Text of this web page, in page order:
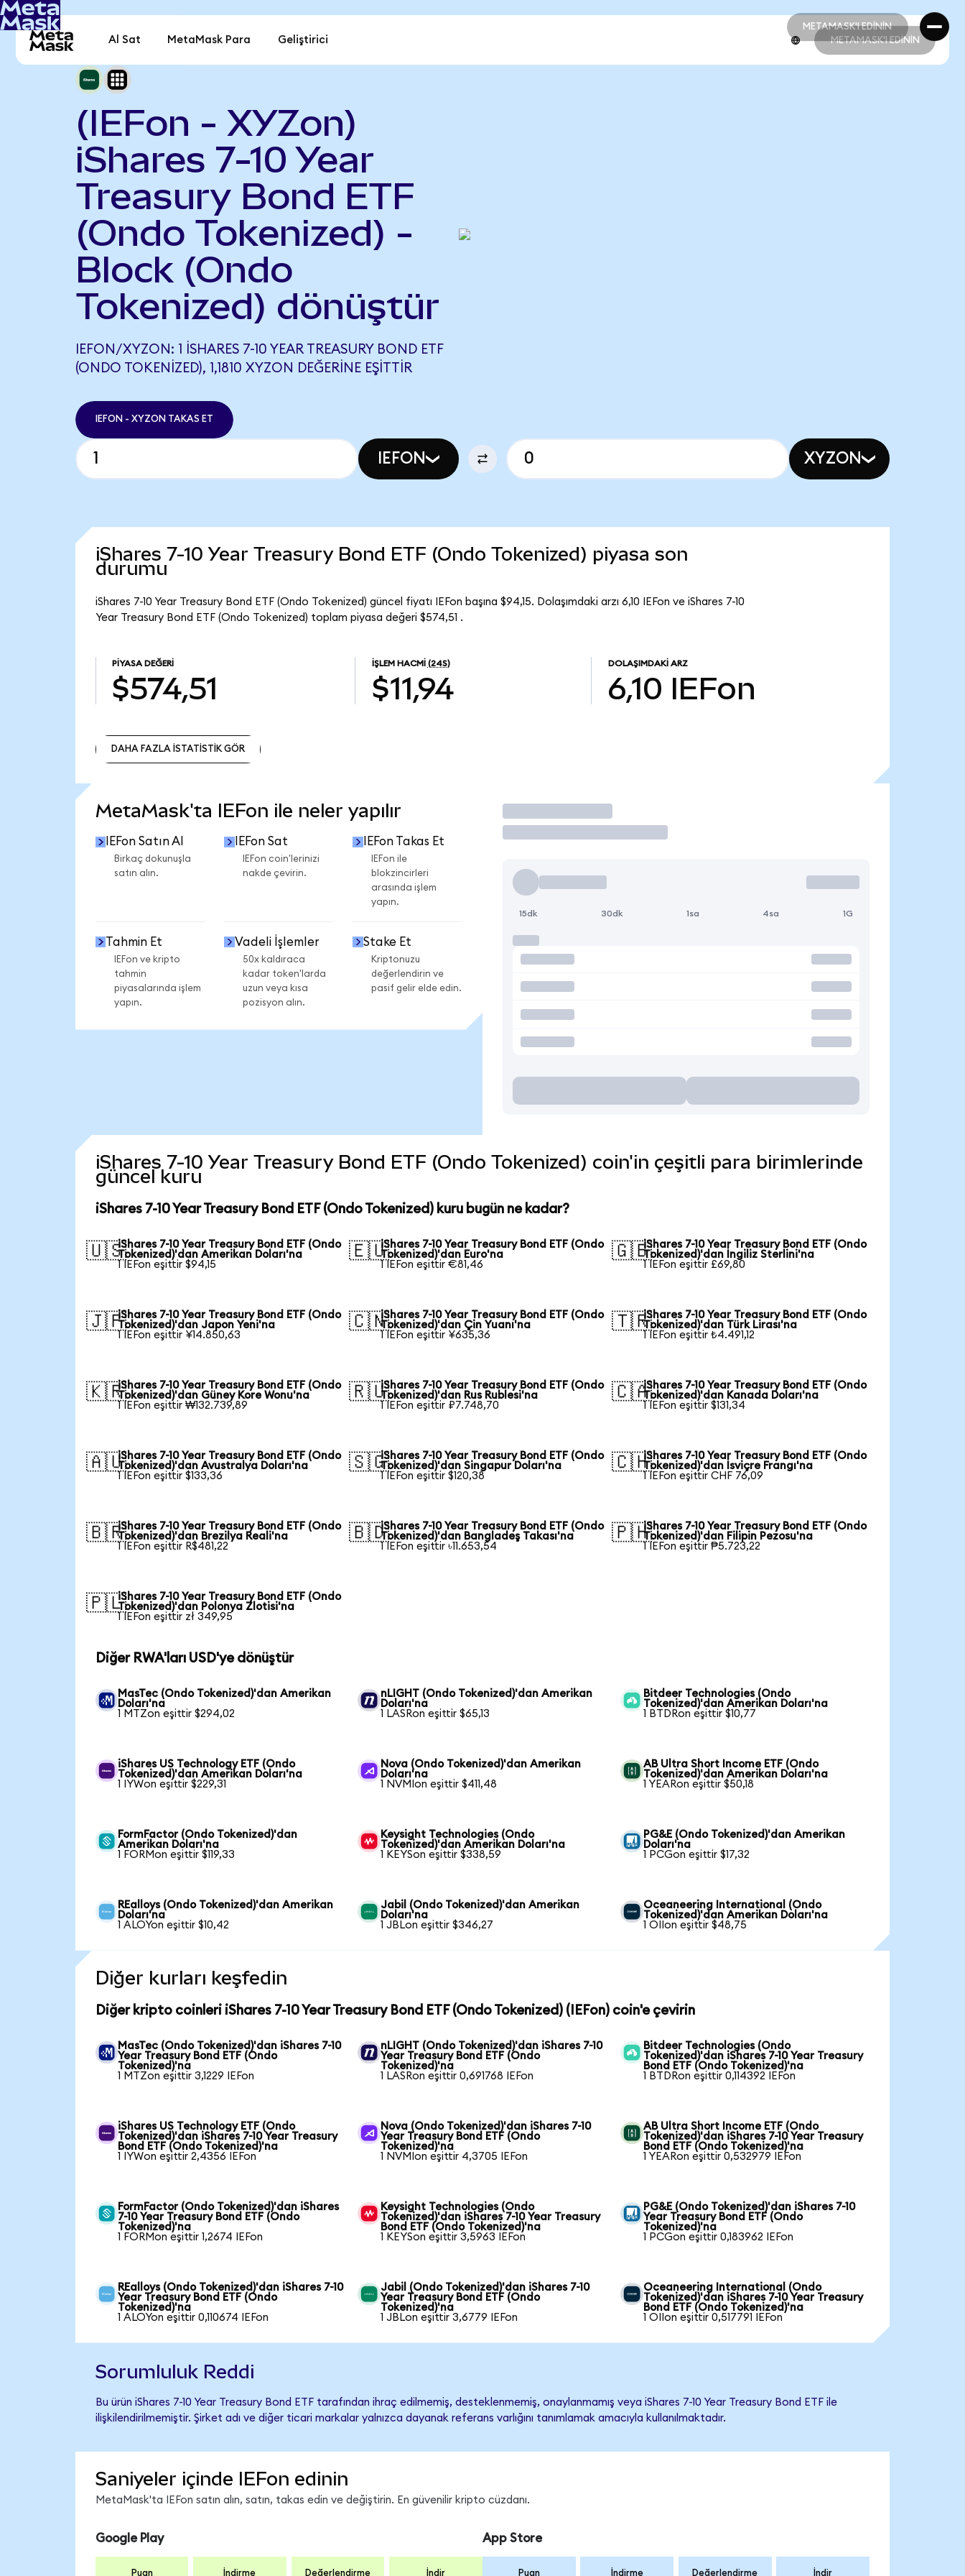
METAMASK'I EDİNİN
METAMASK'I EDİNİN
Al Sat MetaMask Para Geliştirici METAMASK'I EDİNİN
(IEFon - XYZon)
iShares 7-10 Year
Treasury Bond ETF
(Ondo Tokenized) -
Block (Ondo
Tokenized) dönüştür
IEFON/XYZON: 1 ISHARES 7-10 YEAR TREASURY BOND ETF
(ONDO TOKENIZED), 1,1810 XYZON DEĞERINE EŞITTIR
IEFON - XYZON TAKAS ET
IEFON XYZON
iShares 7-10 Year Treasury Bond ETF (Ondo Tokenized) piyasa son
durumu
iShares 7-10 Year Treasury Bond ETF (Ondo Tokenized) güncel fiyatı IEFon başına $94,15. Dolaşımdaki arzı 6,10 IEFon ve iShares 7-10
Year Treasury Bond ETF (Ondo Tokenized) toplam piyasa değeri $574,51 .
PIYASA DEĞERI
$574,51
İŞLEM HACMI (24S)
$11,94
DOLAŞIMDAKI ARZ
6,10 IEFon
DAHA FAZLA İSTATİSTİK GÖR
MetaMask'ta IEFon ile neler yapılır
IEFon Satın Al
Birkaç dokunuşla
satın alın.
IEFon Sat
IEFon coin'lerinizi
nakde çevirin.
IEFon Takas Et
IEFon ile
blokzincirleri
arasında işlem
yapın.
Tahmin Et
IEFon ve kripto
tahmin
piyasalarında işlem
yapın.
Vadeli İşlemler
50x kaldıraca
kadar token'larda
uzun veya kısa
pozisyon alın.
Stake Et
Kriptonuzu
değerlendirin ve
pasif gelir elde edin.
İşlem Yap
15dk 30dk 1sa 4sa 1G
iShares 7-10 Year Treasury Bond ETF (Ondo Tokenized) coin'in çeşitli para birimlerinde
güncel kuru
iShares 7-10 Year Treasury Bond ETF (Ondo Tokenized) kuru bugün ne kadar?
🇺🇸iShares 7-10 Year Treasury Bond ETF (Ondo
Tokenized)'dan Amerikan Doları'na
1 IEFon eşittir $94,15
🇪🇺iShares 7-10 Year Treasury Bond ETF (Ondo
Tokenized)'dan Euro'na
1 IEFon eşittir €81,46
🇬🇧iShares 7-10 Year Treasury Bond ETF (Ondo
Tokenized)'dan İngiliz Sterlini'na
1 IEFon eşittir £69,80
🇯🇵iShares 7-10 Year Treasury Bond ETF (Ondo
Tokenized)'dan Japon Yeni'na
1 IEFon eşittir ¥14.850,63
🇨🇳iShares 7-10 Year Treasury Bond ETF (Ondo
Tokenized)'dan Çin Yuanı'na
1 IEFon eşittir ¥635,36
🇹🇷iShares 7-10 Year Treasury Bond ETF (Ondo
Tokenized)'dan Türk Lirası'na
1 IEFon eşittir ₺4.491,12
🇰🇷iShares 7-10 Year Treasury Bond ETF (Ondo
Tokenized)'dan Güney Kore Wonu'na
1 IEFon eşittir ₩132.739,89
🇷🇺iShares 7-10 Year Treasury Bond ETF (Ondo
Tokenized)'dan Rus Rublesi'na
1 IEFon eşittir ₽7.748,70
🇨🇦iShares 7-10 Year Treasury Bond ETF (Ondo
Tokenized)'dan Kanada Doları'na
1 IEFon eşittir $131,34
🇦🇺iShares 7-10 Year Treasury Bond ETF (Ondo
Tokenized)'dan Avustralya Doları'na
1 IEFon eşittir $133,36
🇸🇬iShares 7-10 Year Treasury Bond ETF (Ondo
Tokenized)'dan Singapur Doları'na
1 IEFon eşittir $120,38
🇨🇭iShares 7-10 Year Treasury Bond ETF (Ondo
Tokenized)'dan İsviçre Frangı'na
1 IEFon eşittir CHF 76,09
🇧🇷iShares 7-10 Year Treasury Bond ETF (Ondo
Tokenized)'dan Brezilya Reali'na
1 IEFon eşittir R$481,22
🇧🇩iShares 7-10 Year Treasury Bond ETF (Ondo
Tokenized)'dan Bangladeş Takası'na
1 IEFon eşittir ৳11.653,54
🇵🇭iShares 7-10 Year Treasury Bond ETF (Ondo
Tokenized)'dan Filipin Pezosu'na
1 IEFon eşittir ₱5.723,22
🇵🇱iShares 7-10 Year Treasury Bond ETF (Ondo
Tokenized)'dan Polonya Zlotisi'na
1 IEFon eşittir zł 349,95
Diğer RWA'ları USD'ye dönüştür
MasTec (Ondo Tokenized)'dan Amerikan
Doları'na
1 MTZon eşittir $294,02
nLIGHT (Ondo Tokenized)'dan Amerikan
Doları'na
1 LASRon eşittir $65,13
Bitdeer Technologies (Ondo
Tokenized)'dan Amerikan Doları'na
1 BTDRon eşittir $10,77
iShares US Technology ETF (Ondo
Tokenized)'dan Amerikan Doları'na
1 IYWon eşittir $229,31
Nova (Ondo Tokenized)'dan Amerikan
Doları'na
1 NVMIon eşittir $411,48
AB Ultra Short Income ETF (Ondo
Tokenized)'dan Amerikan Doları'na
1 YEARon eşittir $50,18
FormFactor (Ondo Tokenized)'dan
Amerikan Doları'na
1 FORMon eşittir $119,33
Keysight Technologies (Ondo
Tokenized)'dan Amerikan Doları'na
1 KEYSon eşittir $338,59
PG&E (Ondo Tokenized)'dan Amerikan
Doları'na
1 PCGon eşittir $17,32
REalloys (Ondo Tokenized)'dan Amerikan
Doları'na
1 ALOYon eşittir $10,42
Jabil (Ondo Tokenized)'dan Amerikan
Doları'na
1 JBLon eşittir $346,27
Oceaneering International (Ondo
Tokenized)'dan Amerikan Doları'na
1 OIIon eşittir $48,75
Diğer kurları keşfedin
Diğer kripto coinleri iShares 7-10 Year Treasury Bond ETF (Ondo Tokenized) (IEFon) coin'e çevirin
MasTec (Ondo Tokenized)'dan iShares 7-10
Year Treasury Bond ETF (Ondo
Tokenized)'na
1 MTZon eşittir 3,1229 IEFon
nLIGHT (Ondo Tokenized)'dan iShares 7-10
Year Treasury Bond ETF (Ondo
Tokenized)'na
1 LASRon eşittir 0,691768 IEFon
Bitdeer Technologies (Ondo
Tokenized)'dan iShares 7-10 Year Treasury
Bond ETF (Ondo Tokenized)'na
1 BTDRon eşittir 0,114392 IEFon
iShares US Technology ETF (Ondo
Tokenized)'dan iShares 7-10 Year Treasury
Bond ETF (Ondo Tokenized)'na
1 IYWon eşittir 2,4356 IEFon
Nova (Ondo Tokenized)'dan iShares 7-10
Year Treasury Bond ETF (Ondo
Tokenized)'na
1 NVMIon eşittir 4,3705 IEFon
AB Ultra Short Income ETF (Ondo
Tokenized)'dan iShares 7-10 Year Treasury
Bond ETF (Ondo Tokenized)'na
1 YEARon eşittir 0,532979 IEFon
FormFactor (Ondo Tokenized)'dan iShares
7-10 Year Treasury Bond ETF (Ondo
Tokenized)'na
1 FORMon eşittir 1,2674 IEFon
Keysight Technologies (Ondo
Tokenized)'dan iShares 7-10 Year Treasury
Bond ETF (Ondo Tokenized)'na
1 KEYSon eşittir 3,5963 IEFon
PG&E (Ondo Tokenized)'dan iShares 7-10
Year Treasury Bond ETF (Ondo
Tokenized)'na
1 PCGon eşittir 0,183962 IEFon
REalloys (Ondo Tokenized)'dan iShares 7-10
Year Treasury Bond ETF (Ondo
Tokenized)'na
1 ALOYon eşittir 0,110674 IEFon
Jabil (Ondo Tokenized)'dan iShares 7-10
Year Treasury Bond ETF (Ondo
Tokenized)'na
1 JBLon eşittir 3,6779 IEFon
Oceaneering International (Ondo
Tokenized)'dan iShares 7-10 Year Treasury
Bond ETF (Ondo Tokenized)'na
1 OIIon eşittir 0,517791 IEFon
Sorumluluk Reddi
Bu ürün iShares 7-10 Year Treasury Bond ETF tarafından ihraç edilmemiş, desteklenmemiş, onaylanmamış veya iShares 7-10 Year Treasury Bond ETF ile
ilişkilendirilmemiştir. Şirket adı ve diğer ticari markalar yalnızca dayanak referans varlığını tanımlamak amacıyla kullanılmaktadır.
Saniyeler içinde IEFon edinin
MetaMask'ta IEFon satın alın, satın, takas edin ve değiştirin. En güvenilir kripto cüzdanı.
Google Play
Puan İndirme Değerlendirme İndir
App Store
Puan İndirme Değerlendirme İndir